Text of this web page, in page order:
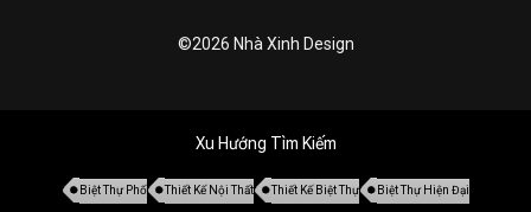
©2026 Nhà Xinh Design
Xu Hướng Tìm Kiếm
Biệt Thự Phố Thiết Kế Nội Thất Thiết Kế Biệt Thự Biệt Thự Hiện Đại